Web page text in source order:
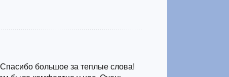
большое за теплые слова!